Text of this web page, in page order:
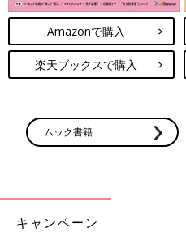
Amazonで購入
楽天ブックスで購入
ムック書籍
キャンペーン